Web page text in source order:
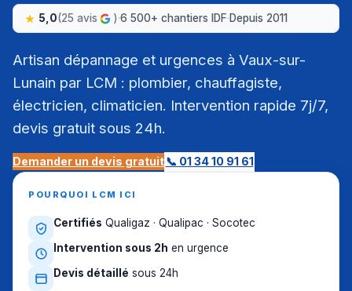
5,0(25 avis )·6 500+ chantiers IDF·Depuis 2011
Artisan dépannage et urgences à Vaux-sur-
Lunain par LCM : plombier, chauffagiste,
électricien, climaticien. Intervention rapide 7j/7,
devis gratuit sous 24h.
Demander un devis gratuit📞 01 34 10 91 61
POURQUOI LCM ICI
Certifiés Qualigaz · Qualipac · Socotec
Intervention sous 2h en urgence
Devis détaillé sous 24h